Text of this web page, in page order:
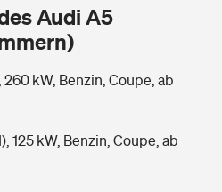
finden
bekomme ich im Alter?
Audi A5
260 kW, Benzin, Coupe, ab
125 kW, Benzin, Coupe, ab